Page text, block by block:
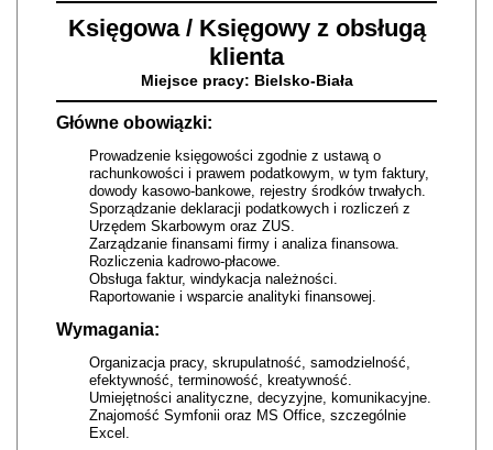
Księgowa / Księgowy z obsługą
klienta
Miejsce pracy: Bielsko-Biała
Główne obowiązki:
Prowadzenie księgowości zgodnie z ustawą o
rachunkowości i prawem podatkowym, w tym faktury,
dowody kasowo-bankowe, rejestry środków trwałych.
Sporządzanie deklaracji podatkowych i rozliczeń z
Urzędem Skarbowym oraz ZUS.
Zarządzanie finansami firmy i analiza finansowa.
Rozliczenia kadrowo-płacowe.
Obsługa faktur, windykacja należności.
Raportowanie i wsparcie analityki finansowej.
Wymagania:
Organizacja pracy, skrupulatność, samodzielność,
efektywność, terminowość, kreatywność.
Umiejętności analityczne, decyzyjne, komunikacyjne.
Znajomość Symfonii oraz MS Office, szczególnie
Excel.